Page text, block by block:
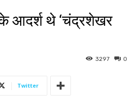
के आदर्श थे ‘चंद्रशेखर
0
3297
Twitter